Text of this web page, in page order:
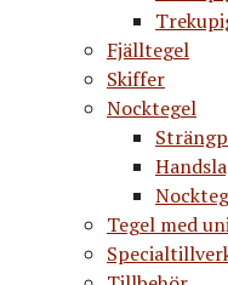
Fjälltegel
Skiffer
Nocktegel
Tegel med